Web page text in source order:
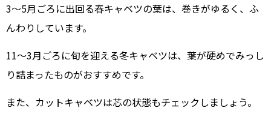
3～5月ごろに出回る春キャベツの葉は、巻きがゆるく、ふ
んわりしています。
11～3月ごろに旬を迎える冬キャベツは、葉が硬めでみっし
り詰まったものがおすすめです。
また、カットキャベツは芯の状態もチェックしましょう。